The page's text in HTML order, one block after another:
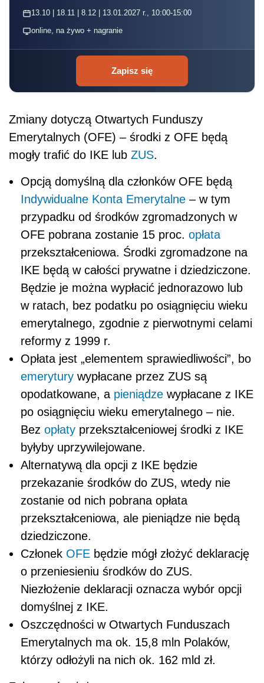
13.10 | 18.11 | 8.12 | 13.01.2027 r., 10:00-15:00
online, na żywo + nagranie
Zapisz się
Zmiany dotyczą Otwartych Funduszy
Emerytalnych (OFE) – środki z OFE będą
mogły trafić do IKE lub ZUS.
Opcją domyślną dla członków OFE będą
Indywidualne Konta Emerytalne – w tym
przypadku od środków zgromadzonych w
OFE pobrana zostanie 15 proc. opłata
przekształceniowa. Środki zgromadzone na
IKE będą w całości prywatne i dziedziczone.
Będzie je można wypłacić jednorazowo lub
w ratach, bez podatku po osiągnięciu wieku
emerytalnego, zgodnie z pierwotnymi celami
reformy z 1999 r.
Opłata jest „elementem sprawiedliwości”, bo
emerytury wypłacane przez ZUS są
opodatkowane, a pieniądze wypłacane z IKE
po osiągnięciu wieku emerytalnego – nie.
Bez opłaty przekształceniowej środki z IKE
byłyby uprzywilejowane.
Alternatywą dla opcji z IKE będzie
przekazanie środków do ZUS, wtedy nie
zostanie od nich pobrana opłata
przekształceniowa, ale pieniądze nie będą
dziedziczone.
Członek OFE będzie mógł złożyć deklarację
o przeniesieniu środków do ZUS.
Niezłożenie deklaracji oznacza wybór opcji
domyślnej z IKE.
Oszczędności w Otwartych Funduszach
Emerytalnych ma ok. 15,8 mln Polaków,
którzy odłożyli na nich ok. 162 mld zł.